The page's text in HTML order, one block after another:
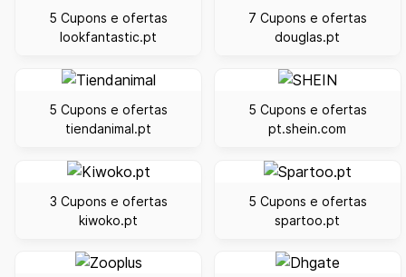
5 Cupons e ofertas
lookfantastic.pt
7 Cupons e ofertas
douglas.pt
5 Cupons e ofertas
tiendanimal.pt
5 Cupons e ofertas
pt.shein.com
3 Cupons e ofertas
kiwoko.pt
5 Cupons e ofertas
spartoo.pt